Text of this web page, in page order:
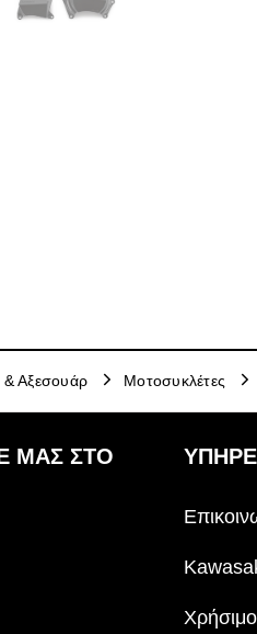
& Αξεσουάρ Μοτοσυκλέτες
ΜΑΣ ΣΤΟ